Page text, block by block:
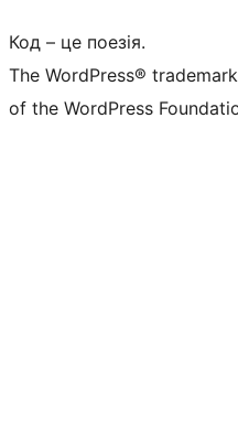
Код – це поезія.
The WordPress®
of the WordPress